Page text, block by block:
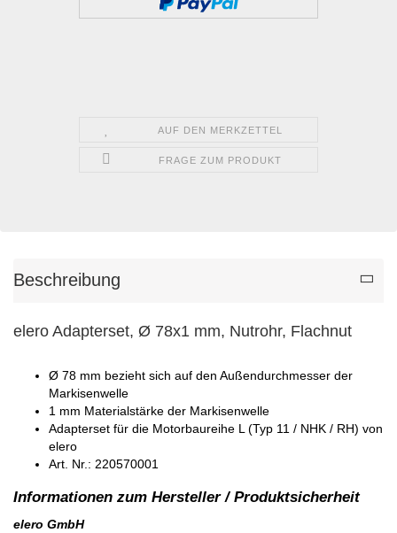
AUF DEN MERKZETTEL
FRAGE ZUM PRODUKT
Beschreibung
elero Adapterset, Ø 78x1 mm, Nutrohr, Flachnut
Ø 78 mm bezieht sich auf den Außendurchmesser der
Markisenwelle
1 mm Materialstärke der Markisenwelle
Adapterset für die Motorbaureihe L (Typ 11 / NHK / RH) von
elero
Art. Nr.: 220570001
elero GmbH